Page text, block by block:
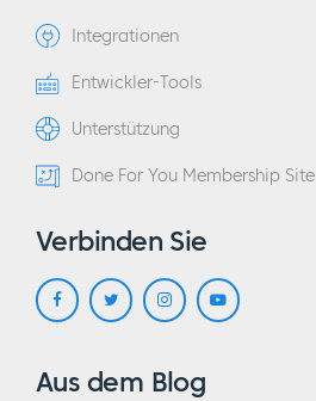
Integrationen
Entwickler-Tools
Unterstützung
Done For You Membership Site
Verbinden Sie
Aus dem Blog